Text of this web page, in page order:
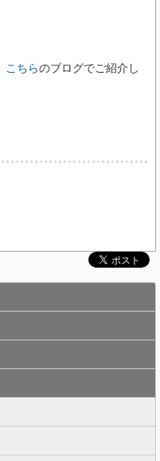
こちらのブログでご紹介し